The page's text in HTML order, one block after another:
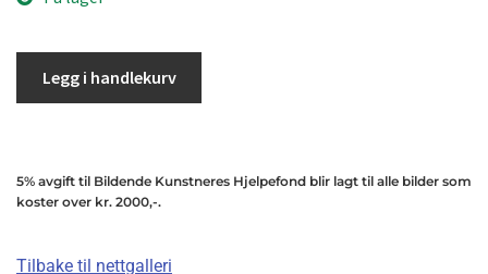
Legg i handlekurv
5% avgift til Bildende Kunstneres Hjelpefond blir lagt til alle bilder som
koster over kr. 2000,-.
Tilbake til nettgalleri